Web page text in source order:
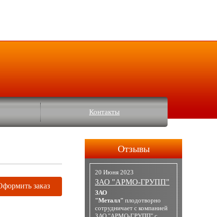
Контакты
заказ
Отзывы
20 Июня 2023
ЗАО "АРМО-ГРУПП"
ЗАО
"Металл" плодотворно
сотрудничает с компанией